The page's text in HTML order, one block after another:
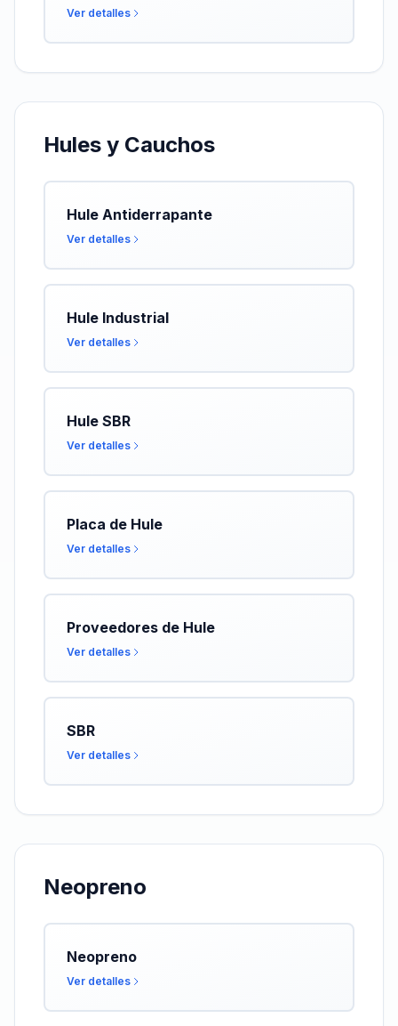
Ver detalles
Hules y Cauchos
Hule Antiderrapante
Ver detalles
Hule Industrial
Ver detalles
Hule SBR
Ver detalles
Placa de Hule
Ver detalles
Proveedores de Hule
Ver detalles
SBR
Ver detalles
Neopreno
Neopreno
Ver detalles